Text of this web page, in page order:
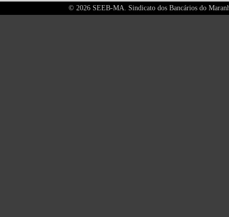
© 2026 SEEB-MA. Sindicato dos Bancários do